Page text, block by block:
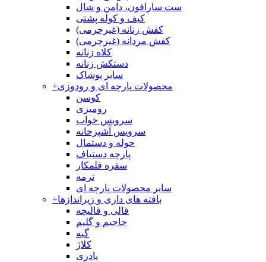
ست سارافون، دامن و شال
کیف و کوله پشتی
کفش زنانه (غیرچرمی)
کفش مردانه (غیرچرمی)
کلاه زنانه
دستکش زنانه
سایر پوشاک
+محصولات پارچه ای و رودوزی
کوسن
رومیزی
سرویس خواب
سرویس آشپزخانه
حوله و دستمال
پارچه دستباف
سفره قلمکار
ترمه
سایر محصولات پارچه ای
+بافته های داری و زیراندازها
قالی و قالیچه
جاجیم و گلیم
گبه
کلاژ
پادری